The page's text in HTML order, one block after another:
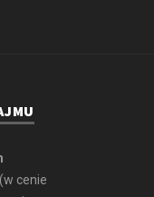
cenie